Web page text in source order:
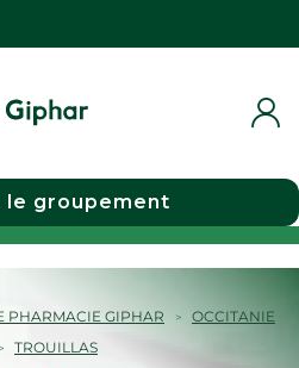
le groupement
PHARMACIE GIPHAR
OCCITANIE
TROUILLAS